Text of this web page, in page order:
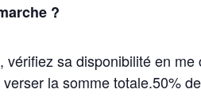
?
sa disponibilité en
verser la somme totale.50%